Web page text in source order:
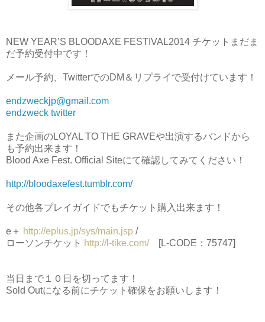
NEW YEAR’S BLOODAXE FESTIVAL2014 チケットまだま
だ予約受付中です！
メール予約、TwitterでのDM＆リプライで受付けています！
endzweckjp@gmail.com
endzweck twitter
また企画のLOYAL TO THE GRAVEや出演するバンドから
も予約出来ます！
Blood Axe Fest. Official Siteにて確認してみてください！
http://bloodaxefest.tumblr.com/
その他各プレイガイドでもチケット購入出来ます！
e＋ http://eplus.jp/sys/main.jsp /
ローソンチケット http://l-tike.com/[L-CODE：75747]
当日まで１０日を切ってます！
Sold Outになる前にチケット確保をお願いします！